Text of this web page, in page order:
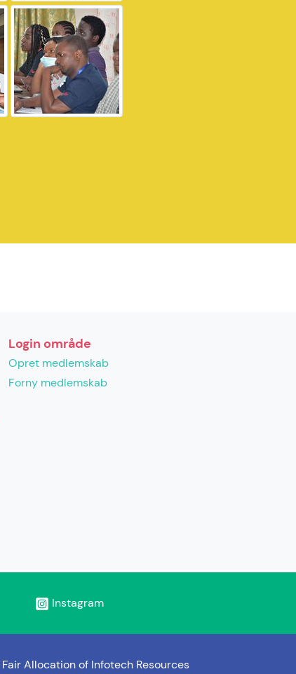
Login område
Opret medlemskab
Forny medlemskab
Instagram
Fair Allocation of Infotech Resources